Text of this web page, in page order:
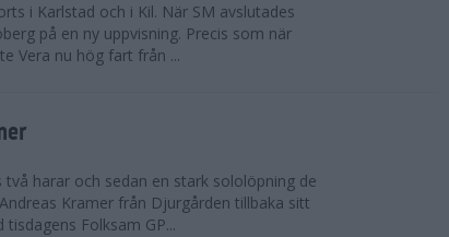
i Karlstad och i Kil. När SM avslutades
på en ny uppvisning. Precis som när
Vera nu hög fart från ...
harar och sedan en stark sololöpning de
Kramer från Djurgården tillbaka sitt
Folksam GP...